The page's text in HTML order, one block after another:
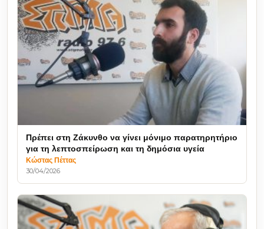
Πρέπει στη Ζάκυνθο να γίνει μόνιμο παρατηρητήριο
για τη λεπτοσπείρωση και τη δημόσια υγεία
Κώστας Πέττας
30/04/2026